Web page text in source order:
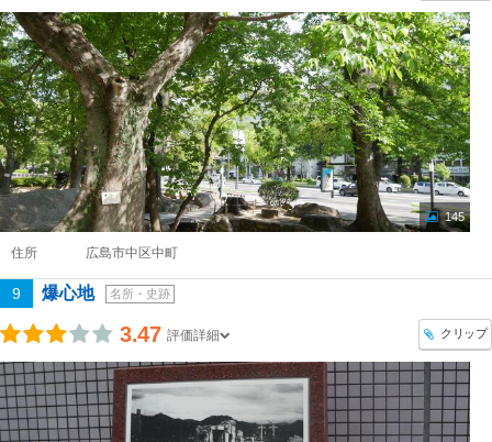
145
住所 広島市中区中町
9 爆心地 名所・史跡
3.47 評価詳細 クリップ